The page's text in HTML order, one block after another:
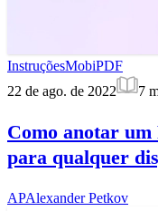
InstruçõesMobiPDF
22 de ago. de 2022
7
Como anotar um
para qualquer
APAlexander Petkov